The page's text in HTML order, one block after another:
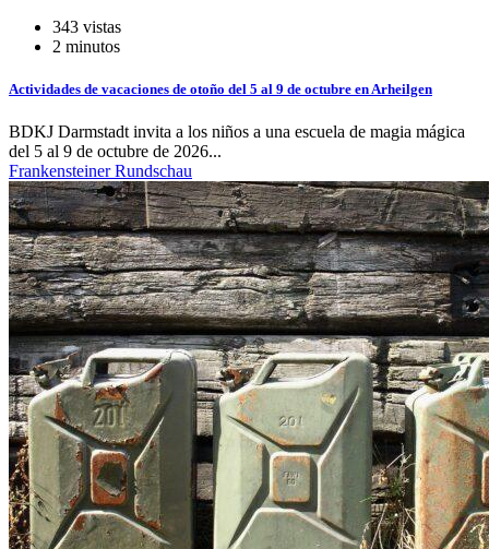
343 vistas
2 minutos
Actividades de vacaciones de otoño del 5 al 9 de octubre en Arheilgen
BDKJ Darmstadt invita a los niños a una escuela de magia mágica
del 5 al 9 de octubre de 2026...
Frankensteiner Rundschau